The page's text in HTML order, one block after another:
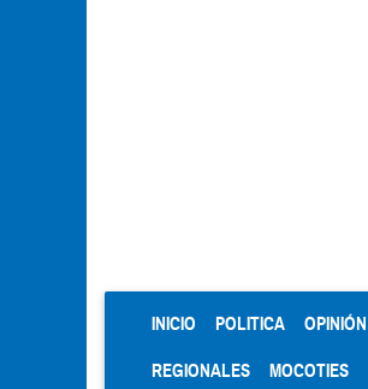
INICIO (CURRENT)
POLITICA OPINIÓN
REGIONALES MOCOTIES